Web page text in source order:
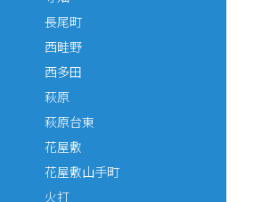
長尾町
西畦野
西多田
萩原
萩原台東
花屋敷
花屋敷山手町
火打